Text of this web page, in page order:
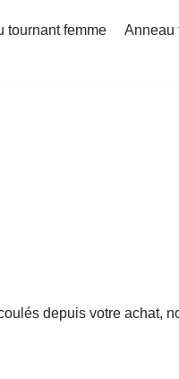
tournant femme Anneau
depuis votre achat,